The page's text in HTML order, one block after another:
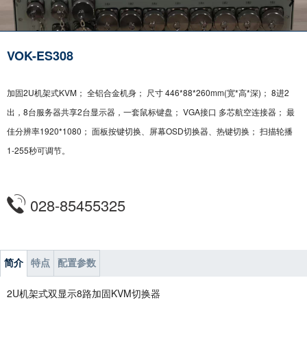
VOK-ES308
加固2U机架式KVM； 全铝合金机身； 尺寸 446*88*260mm(宽*高*深)； 8进2
出，8台服务器共享2台显示器，一套鼠标键盘； VGA接口 多芯航空连接器； 最
佳分辨率1920*1080； 面板按键切换、屏幕OSD切换器、热键切换； 扫描轮播
1-255秒可调节。
028-85455325
简介 特点 配置参数
2U机架式双显示8路加固KVM切换器